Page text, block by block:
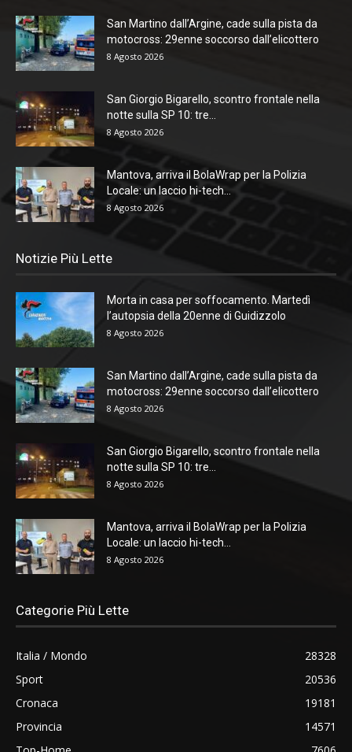
San Martino dall’Argine, cade sulla pista da
motocross: 29enne soccorso dall’elicottero
8 Agosto 2026
San Giorgio Bigarello, scontro frontale nella
notte sulla SP 10: tre...
8 Agosto 2026
Mantova, arriva il BolaWrap per la Polizia
Locale: un laccio hi-tech...
8 Agosto 2026
Notizie Più Lette
Morta in casa per soffocamento. Martedì
l’autopsia della 20enne di Guidizzolo
8 Agosto 2026
San Martino dall’Argine, cade sulla pista da
motocross: 29enne soccorso dall’elicottero
8 Agosto 2026
San Giorgio Bigarello, scontro frontale nella
notte sulla SP 10: tre...
8 Agosto 2026
Mantova, arriva il BolaWrap per la Polizia
Locale: un laccio hi-tech...
8 Agosto 2026
Categorie Più Lette
Italia / Mondo
28328
Sport
20536
Cronaca
19181
Provincia
14571